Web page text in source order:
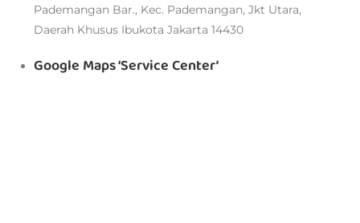
Pademangan Bar., Kec. Pademangan, Jkt Utara,
Daerah Khusus Ibukota Jakarta 14430
Google Maps ‘Service Center’